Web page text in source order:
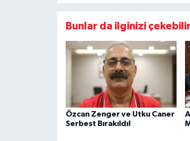
Bunlar da ilginizi çekebilir
Özcan Zenger ve Utku Caner
Serbest Bırakıldı!